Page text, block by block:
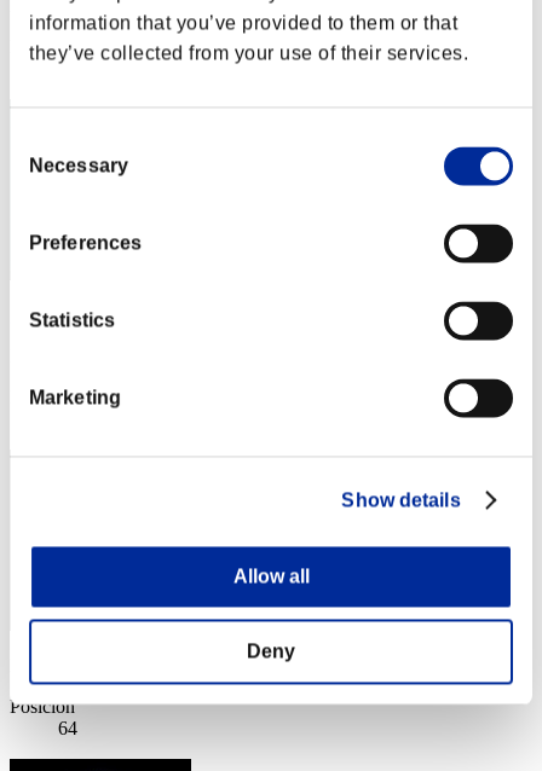
information that you’ve provided to them or that
they’ve collected from your use of their services.
Selection
Necessary
Preferences
Statistics
Marketing
Show details
Allow all
Deny
Puntos: -
Posición
62
gymtonic74
Posición
Posición
64